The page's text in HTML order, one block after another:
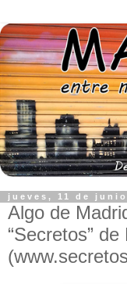
jueves, 11 de junio
Algo de
“Secretos”